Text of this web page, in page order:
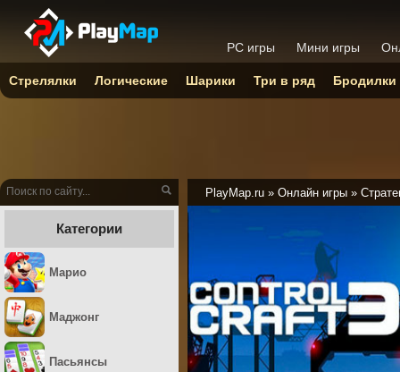
PlayMap.ru » Онлайн игры »
Категории
Марио
Маджонг
Пасьянсы
PC игры Мини игры
Стрелялки Логические Шарики Три в ряд Бродилки